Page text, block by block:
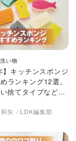
い物
】キッチンスポンジ
ランキング12選。
捨てタイプなど人
矢 LDK編集部